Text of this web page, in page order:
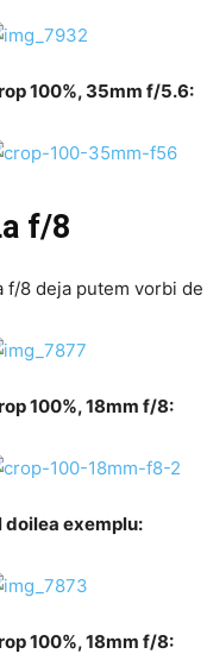
100%, 35mm f/5.6:
f/8
f/8 deja putem vorbi
100%, 18mm f/8:
doilea exemplu:
100%, 18mm f/8: